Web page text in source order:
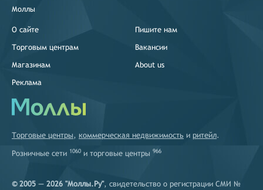
Моллы
О сайте
Торговым центрам
Магазинам
Реклама
Пишите нам
Вакансии
About us
Торговые центры, коммерческая недвижимость и ритейл.
Розничные сети 1060 и торговые центры 966
© 2005 — 2026 "Моллы.Ру", свидетельство о регистрации СМИ №